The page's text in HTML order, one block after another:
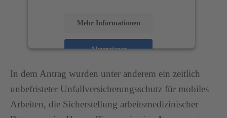
Mehr Informationen
Akzeptieren
Platform
In dem Antrag wurden unter anderem ein zeitlich
unbefristeter Unfallversicherungsschutz für mobiles
Arbeiten, die Sicherstellung arbeitsmedizinischer